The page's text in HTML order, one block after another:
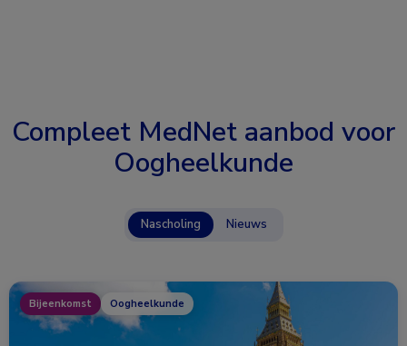
Compleet MedNet aanbod voor
Oogheelkunde
Nascholing Nieuws
Bijeenkomst Oogheelkunde